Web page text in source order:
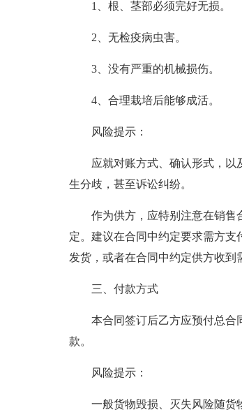
1、根、茎部必须完好无损。
2、无检疫病虫害。
3、没有严重的机械损伤。
4、合理栽培后能够成活。
风险提示：
应就对账方式、确认形式，
生分歧，甚至诉讼纠纷。
作为供方，应特别注意在销售
定。建议在合同中约定要求需方支
发货，或者在合同中约定供方收到
三、付款方式
本合同签订后乙方应预付总合
款。
风险提示：
一般货物毁损、灭失风险随货